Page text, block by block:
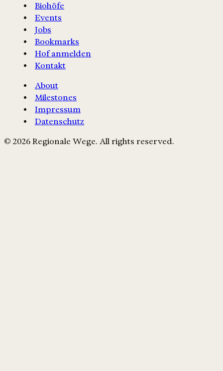
Biohöfe
Events
Jobs
Bookmarks
Hof anmelden
Kontakt
About
Milestones
Impressum
Datenschutz
© 2026 Regionale Wege. All rights reserved.